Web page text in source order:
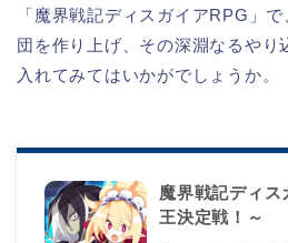
「魔界戦記ディスガイアRPG」
団を作り上げ、その深淵なるやり
入れてみてはいかがでしょうか。
魔界戦記ディ
王決定戦！～